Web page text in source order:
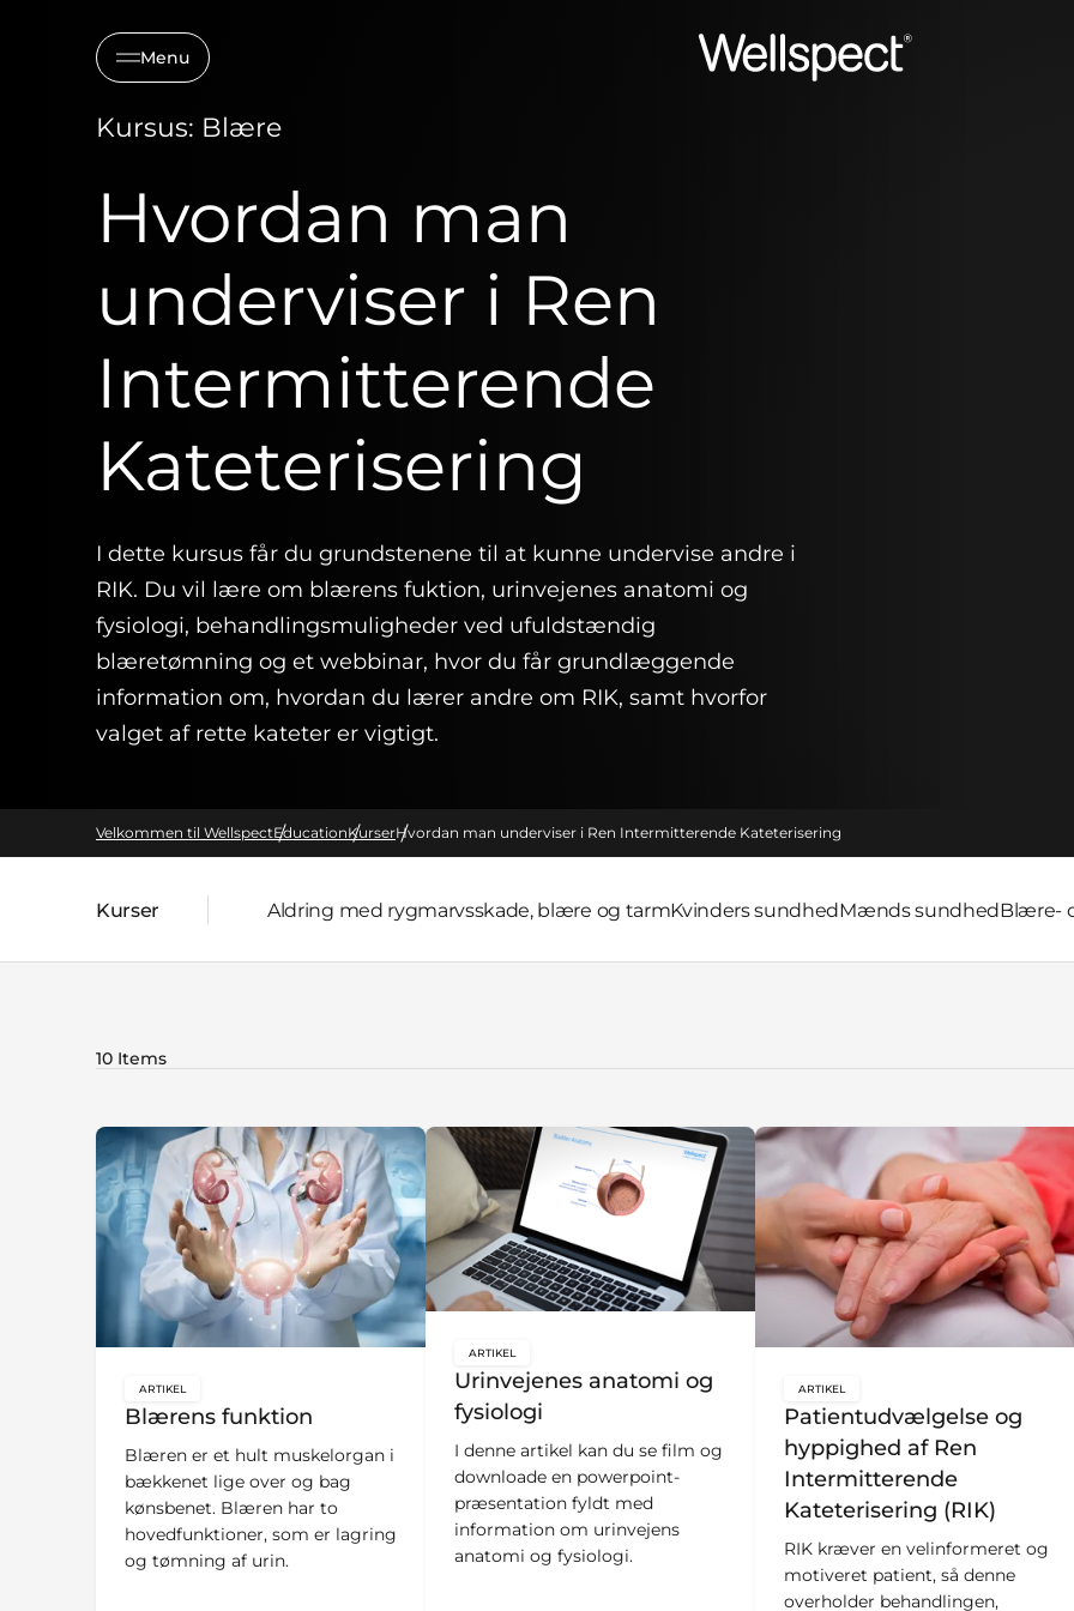
Menu
Wellspect
Kursus: Blære
Hvordan man
underviser i Ren
Intermitterende
Kateterisering
I dette kursus får du grundstenene til at kunne undervise andre i
RIK. Du vil lære om blærens fuktion, urinvejenes anatomi og
fysiologi, behandlingsmuligheder ved ufuldstændig
blæretømning og et webbinar, hvor du får grundlæggende
information om, hvordan du lærer andre om RIK, samt hvorfor
valget af rette kateter er vigtigt.
Velkommen til WellspectEducationKurserHvordan man underviser i Ren Intermitterende Kateterisering
Forside:
Kurser Aldring med rygmarvsskade, blære og tarmKvinders sundhedMænds sundhedBlære-
10 Items
Blærens funktion
ARTIKEL
Blæren er et hult muskelorgan i
bækkenet lige over og bag
kønsbenet. Blæren har to
hovedfunktioner, som er lagring
og tømning af urin.
Urinvejenes anatomi og
fysiologi
key:global.content-type:
ARTIKEL
I denne artikel kan du se film og
downloade en powerpoint-
præsentation fyldt med
information om urinvejens
anatomi og fysiologi.
Patientudvælgelse og
hyppighed af Ren
Intermitterende
Kateterisering (RIK)
ARTIKEL
RIK kræver en velinformeret og
motiveret patient, så denne
overholder behandlingen,